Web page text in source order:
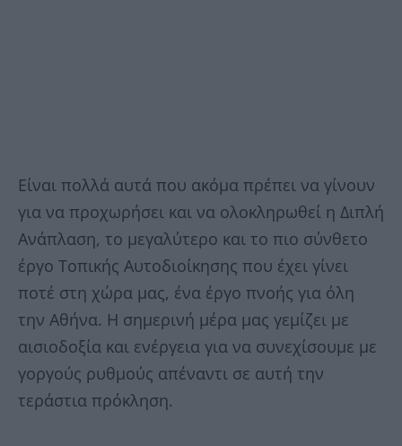
Είναι πολλά αυτά που ακόμα πρέπει να γίνουν
για να προχωρήσει και να ολοκληρωθεί η Διπλή
Ανάπλαση, το μεγαλύτερο και το πιο σύνθετο
έργο Τοπικής Αυτοδιοίκησης που έχει γίνει
ποτέ στη χώρα μας, ένα έργο πνοής για όλη
την Αθήνα. Η σημερινή μέρα μας γεμίζει με
αισιοδοξία και ενέργεια για να συνεχίσουμε με
γοργούς ρυθμούς απέναντι σε αυτή την
τεράστια πρόκληση.